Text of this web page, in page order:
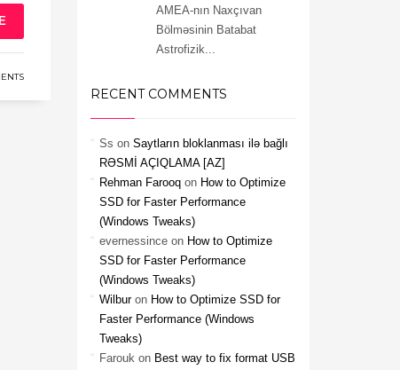
AMEA-nın Naxçıvan
Bölməsinin Batabat
Astrofizik...
RECENT COMMENTS
Ss on Saytların bloklanması ilə bağlı
RƏSMİ AÇIQLAMA [AZ]
Rehman Farooqon How to Optimize
SSD for Faster Performance
(Windows Tweaks)
evernessinceon How to Optimize
SSD for Faster Performance
(Windows Tweaks)
Wilburon How to Optimize SSD for
Faster Performance (Windows
Tweaks)
Faroukon Best way to fix format USB